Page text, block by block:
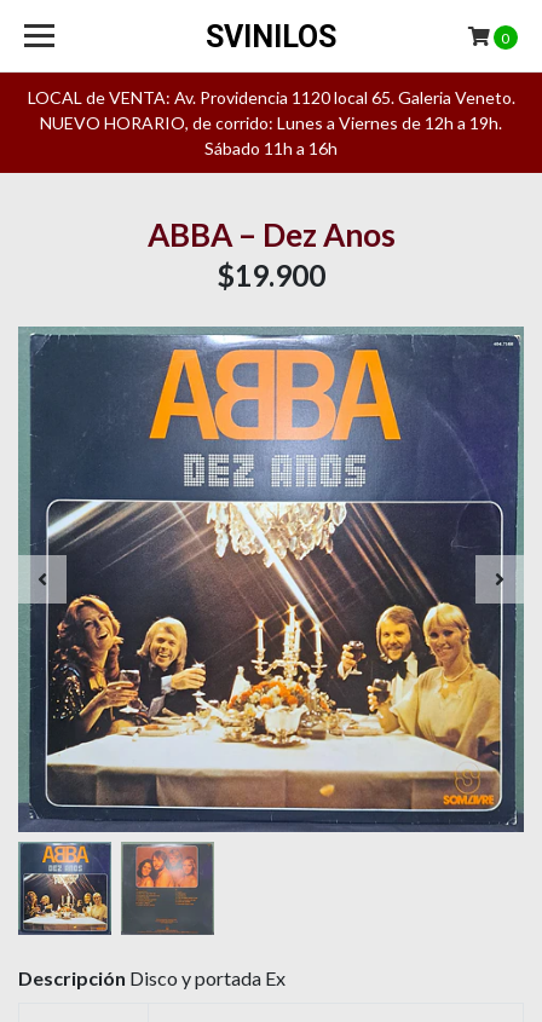
LOCAL de VENTA: Av. Providencia 1120 local 65. Galeria Veneto.
NUEVO HORARIO, de corrido: Lunes a Viernes de 12h a 19h.
Sábado 11h a 16h
SVINILOS 0
ABBA – Dez Anos
$19.900
Descripción Disco y portada Ex